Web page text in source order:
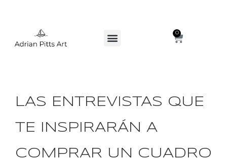
0
LAS ENTREVISTAS QUE
TE INSPIRARÁN A
COMPRAR UN CUADRO